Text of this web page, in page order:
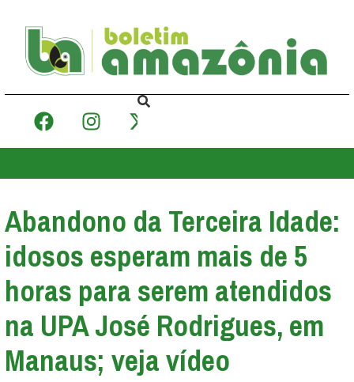
Abandono da Terceira Idade:
idosos esperam mais de 5
horas para serem atendidos
na UPA José Rodrigues, em
Manaus; veja vídeo